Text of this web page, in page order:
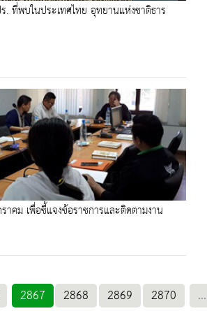
ที่พบในประเทศไทย อุทยานแห่งชาติธาร
าคม เพื่อชี้แจงข้อราชการและติดตามงาน
2867 2868 2869 2870 ...